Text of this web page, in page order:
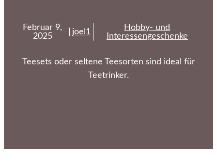
Februar 9,
2025
joel1
Hobby- und
Interessengeschenke
Teesets oder seltene Teesorten sind ideal für
Teetrinker.